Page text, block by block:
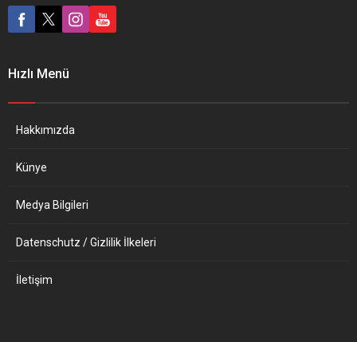
İşbilen’i dolandırdığı,
Nebahat İşbilen’in de
para verdiği ortaya çıktı.
göre, Nebahat İşbilen,
Hızlı Menü
Hakkımızda
Künye
Medya Bilgileri
Datenschutz / Gizlilik İlkeleri
İletişim